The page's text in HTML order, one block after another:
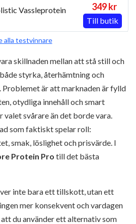
Vassleprotein 349 kr
Till butik
alla testvinnare
skillnaden mellan att stå still och
styrka, återhämtning och
Problemet är att marknaden är fylld
otydliga innehåll och smart
svårare än det borde vara.
som faktiskt spelar roll:
smak, löslighet och prisvärde. I
Protein Pro till det bästa
inte bara ett tillskott, utan ett
mer konsekvent och vardagen
du använder ett alternativ som